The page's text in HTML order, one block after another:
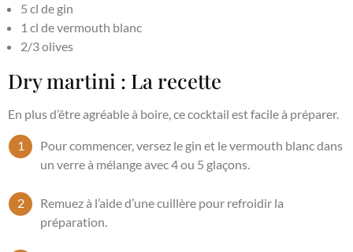
5 cl de gin
1 cl de vermouth blanc
2/3 olives
Dry martini : La recette
En plus d’être agréable à boire, ce cocktail est facile à préparer.
Pour commencer, versez le gin et le vermouth blanc dans
un verre à mélange avec 4 ou 5 glaçons.
Remuez à l’aide d’une cuillère pour refroidir la
préparation.